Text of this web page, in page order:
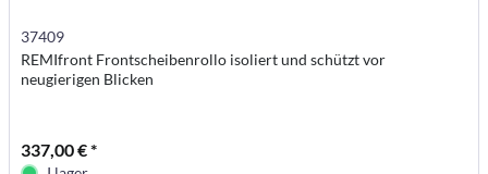
37409
REMIfront Frontscheibenrollo isoliert und schützt vor
neugierigen Blicken
337,00 € *